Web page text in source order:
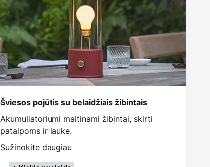
Šviesos pojūtis su belaidžiais žibintais
Akumuliatoriumi maitinami žibintai, skirti
patalpoms ir lauke.
Sužinokite daugiau